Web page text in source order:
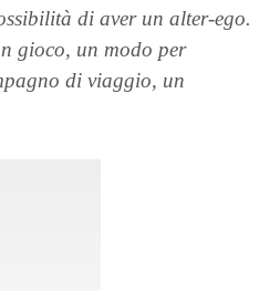
di aver un alter-ego.
gioco, un modo per
di viaggio, un